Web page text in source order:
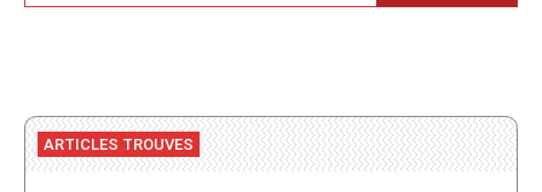
ARTICLES TROUVES